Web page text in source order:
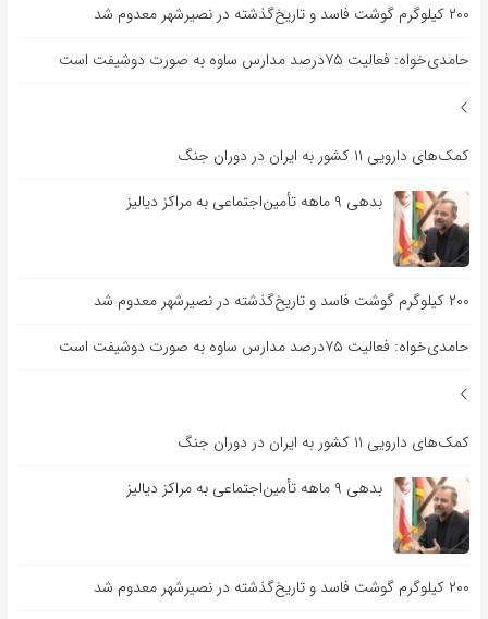
۲۰۰ کیلوگرم گوشت فاسد و تاریخ‌گذشته در نصیرشهر معدوم شد
حامدی‌خواه: فعالیت ۷۵درصد مدارس ساوه به صورت دوشیفت است
کمک‌های دارویی ۱۱ کشور به ایران در دوران جنگ
بدهی ۹ ماهه تأمین‌اجتماعی به مراکز دیالیز
۲۰۰ کیلوگرم گوشت فاسد و تاریخ‌گذشته در نصیرشهر معدوم شد
حامدی‌خواه: فعالیت ۷۵درصد مدارس ساوه به صورت دوشیفت است
کمک‌های دارویی ۱۱ کشور به ایران در دوران جنگ
بدهی ۹ ماهه تأمین‌اجتماعی به مراکز دیالیز
۲۰۰ کیلوگرم گوشت فاسد و تاریخ‌گذشته در نصیرشهر معدوم شد